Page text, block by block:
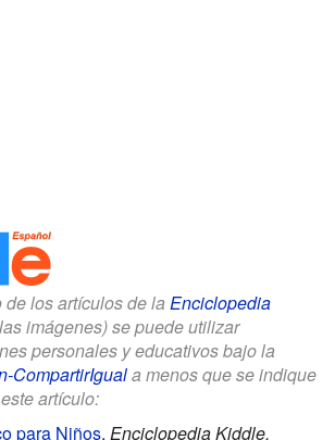
de los artículos de la Enciclopedia
imágenes) se puede utilizar
personales y educativos bajo la
CompartirIguala menos que se indique
artículo:
para Niños. Enciclopedia Kiddle.